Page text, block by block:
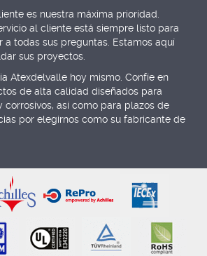
es nuestra máxima prioridad.
al cliente está siempre listo para
a todas sus preguntas. Estamos aquí
sus proyectos.
Atexdelvalle hoy mismo. Confíe en
de alta calidad diseñados para
corrosivos, así como para plazos de
por elegirnos como su fabricante de